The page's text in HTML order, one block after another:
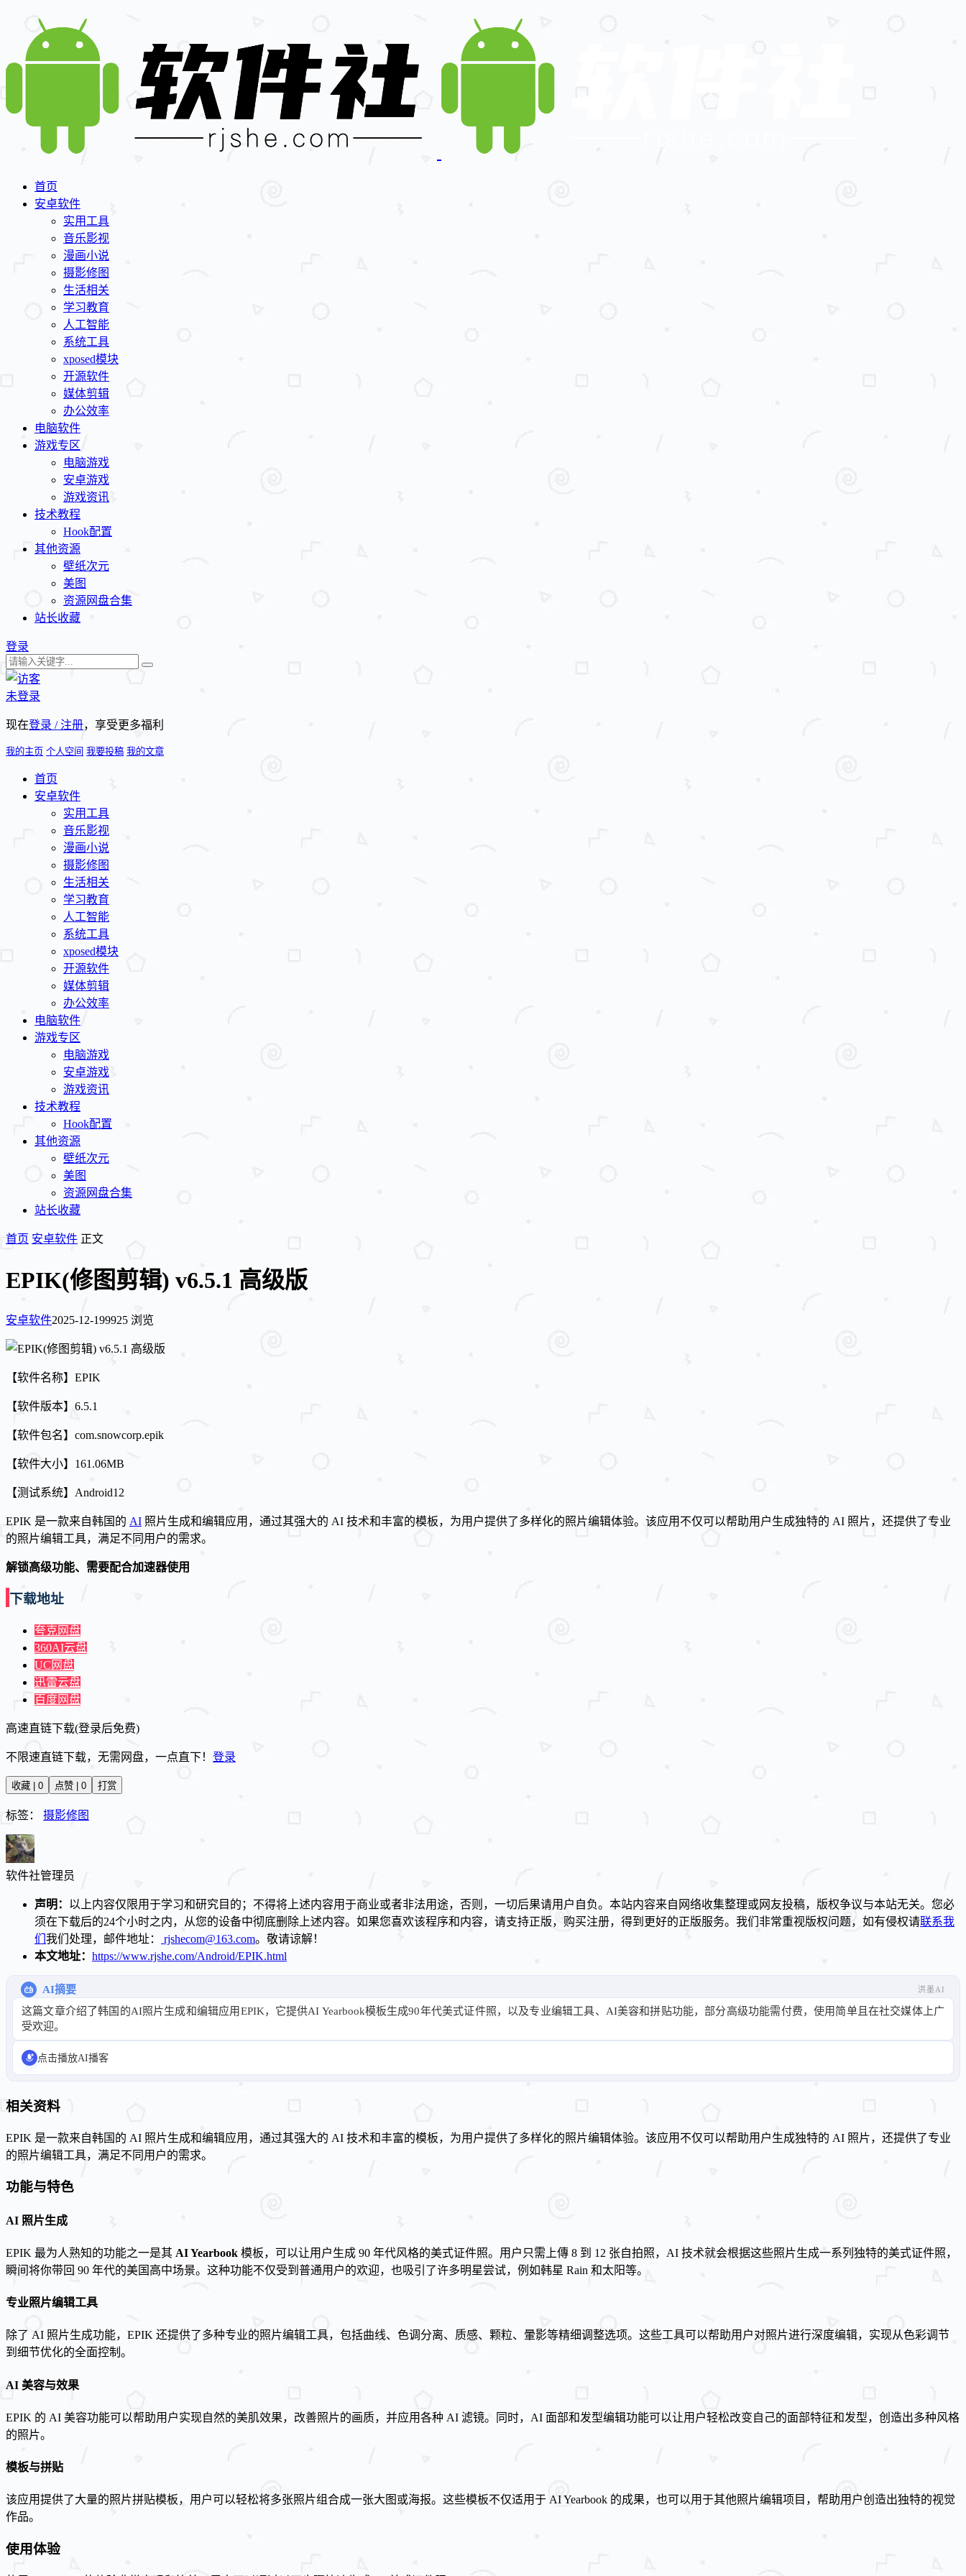
首页
安卓软件
实用工具
音乐影视
漫画小说
摄影修图
生活相关
学习教育
人工智能
系统工具
xposed模块
开源软件
媒体剪辑
办公效率
电脑软件
游戏专区
电脑游戏
安卓游戏
游戏资讯
技术教程
Hook配置
其他资源
壁纸次元
美图
资源网盘合集
站长收藏
登录
未登录
现在登录 / 注册，享受更多福利
我的主页 个人空间 我要投稿 我的文章
首页
安卓软件
实用工具
音乐影视
漫画小说
摄影修图
生活相关
学习教育
人工智能
系统工具
xposed模块
开源软件
媒体剪辑
办公效率
电脑软件
游戏专区
电脑游戏
安卓游戏
游戏资讯
技术教程
Hook配置
其他资源
壁纸次元
美图
资源网盘合集
站长收藏
首页 安卓软件 正文
EPIK(修图剪辑) v6.5.1 高级版
安卓软件2025-12-199925 浏览
【软件名称】EPIK
【软件版本】6.5.1
【软件包名】com.snowcorp.epik
【软件大小】161.06MB
【测试系统】Android12
EPIK 是一款来自韩国的 AI 照片生成和编辑应用，通过其强大的 AI 技术和丰富的模板，为用户提供了多样化的照片编辑体验。该应用不仅可以帮助用户生成独特的 AI 照片，还提供了专业
的照片编辑工具，满足不同用户的需求。
解锁高级功能、需要配合加速器使用
下载地址
夸克网盘
360AI云盘
UC网盘
迅雷云盘
百度网盘
高速直链下载(登录后免费)
不限速直链下载，无需网盘，一点直下！ 登录
收藏 | 0 点赞 | 0 打赏
标签： 摄影修图
软件社管理员
声明： 以上内容仅限用于学习和研究目的；不得将上述内容用于商业或者非法用途，否则，一切后果请用户自负。本站内容来自网络收集整理或网友投稿，版权争议与本站无关。您必
须在下载后的24个小时之内，从您的设备中彻底删除上述内容。如果您喜欢该程序和内容，请支持正版，购买注册，得到更好的正版服务。我们非常重视版权问题，如有侵权请联系我
们 我们处理，邮件地址： rjshecom@163.com。敬请谅解！
本文地址： https://www.rjshe.com/Android/EPIK.html
AI摘要 洪墨AI
这篇文章介绍了韩国的AI照片生成和编辑应用EPIK，它提供AI Yearbook模板生成90年代美式证件照，以及专业编辑工具、AI美容和拼贴功能，部分高级功能需付费，使用简单且在社交媒体上广
受欢迎。
点击播放AI播客
相关资料
EPIK 是一款来自韩国的 AI 照片生成和编辑应用，通过其强大的 AI 技术和丰富的模板，为用户提供了多样化的照片编辑体验。该应用不仅可以帮助用户生成独特的 AI 照片，还提供了专业
的照片编辑工具，满足不同用户的需求。
功能与特色
AI 照片生成
EPIK 最为人熟知的功能之一是其 AI Yearbook 模板，可以让用户生成 90 年代风格的美式证件照。用户只需上傳 8 到 12 张自拍照，AI 技术就会根据这些照片生成一系列独特的美式证件照，
瞬间将你带回 90 年代的美国高中场景。这种功能不仅受到普通用户的欢迎，也吸引了许多明星尝试，例如韩星 Rain 和太阳等。
专业照片编辑工具
除了 AI 照片生成功能，EPIK 还提供了多种专业的照片编辑工具，包括曲线、色调分离、质感、颗粒、暈影等精细调整选项。这些工具可以帮助用户对照片进行深度编辑，实现从色彩调节
到细节优化的全面控制。
AI 美容与效果
EPIK 的 AI 美容功能可以帮助用户实现自然的美肌效果，改善照片的画质，并应用各种 AI 滤镜。同时，AI 面部和发型编辑功能可以让用户轻松改变自己的面部特征和发型，创造出多种风格
的照片。
模板与拼贴
该应用提供了大量的照片拼贴模板，用户可以轻松将多张照片组合成一张大图或海报。这些模板不仅适用于 AI Yearbook 的成果，也可以用于其他照片编辑项目，帮助用户创造出独特的视觉
作品。
使用体验